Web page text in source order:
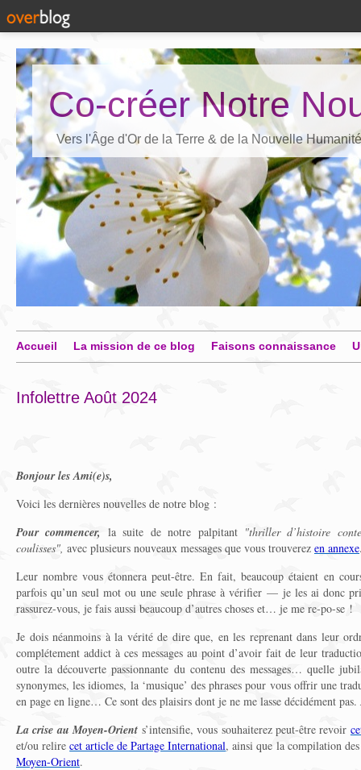
Co-créer Notre
Vers l'Âge d'Or de la Terre & de la Nouvelle Humanité
Accueil La mission de ce blog Faisons connaissance
Infolettre Août 2024
Bonjour les Ami(e)s,
Voici les dernières nouvelles de notre blog :
Pour commencer, la suite de notre palpitant "thriller d’histoire
coulisses", avec plusieurs nouveaux messages que vous trouverez en annexe
Leur nombre vous étonnera peut-être. En fait, beaucoup étaient en
parfois qu’un seul mot ou une seule phrase à vérifier — je les ai donc
rassurez-vous, je fais aussi beaucoup d’autres choses et… je me re-po-se !
Je dois néanmoins à la vérité de dire que, en les reprenant dans leur
complétement addict à ces messages au point d’avoir fait de leur
outre la découverte passionnante du contenu des messages… quelle
synonymes, les idiomes, la ‘musique’ des phrases pour vous offrir une
en page en ligne… Ce sont des plaisirs dont je ne me lasse décidément pas.
La crise au Moyen-Orient s’intensifie, vous souhaiterez peut-être revoir
et/ou relirecet article de Partage International, ainsi que la compilation des
Moyen-Orient.